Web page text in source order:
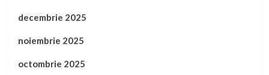
decembrie 2025
noiembrie 2025
octombrie 2025